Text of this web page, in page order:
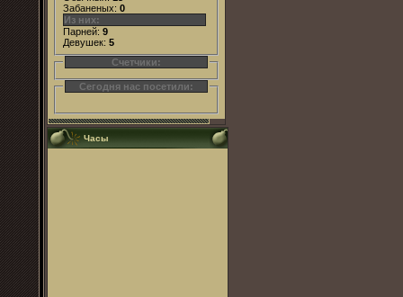
Забаненых: 0
Из них:
Парней: 9
Девушек: 5
Счетчики:
Сегодня нас посетили:
Часы